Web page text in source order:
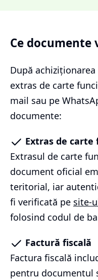
Ce documente
După
extras de carte
mail sau pe
documente:
Extras de carte
Extrasul de carte
document oficial
teritorial, iar
fi verificată pe site-
folosind codul de
Factură fiscală
Factura fiscală
pentru documentul